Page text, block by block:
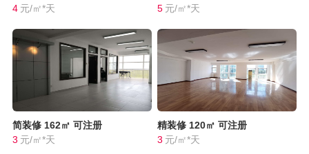
4 元/㎡*天
5 元/㎡*天
简装修 162㎡ 可注册
3 元/㎡*天
精装修 120㎡ 可注册
3 元/㎡*天